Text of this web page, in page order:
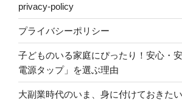
privacy-policy
プライバシーポリシー
子どものいる家庭にぴったり！安心・
電源タップ」を選ぶ理由
大副業時代のいま、身に付けておきた